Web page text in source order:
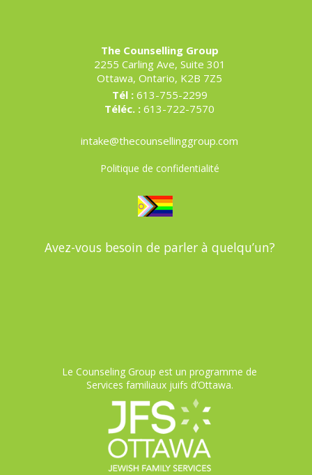
The Counselling Group
2255 Carling Ave, Suite 301
Ottawa, Ontario, K2B 7Z5
Tél :613-755-2299
Téléc. : 613-722-7570
intake@thecounsellinggroup.com
Politique de confidentialité
Avez-vous besoin de parler à quelqu’un?
Le Counseling Group est un programme de
Services familiaux juifs d’Ottawa.